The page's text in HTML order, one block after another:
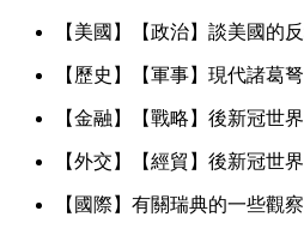
【美國】【政治】談美國的
【歷史】【軍事】現代諸葛弩
【金融】【戰略】後新冠世界
【外交】【經貿】後新冠世界
【國際】有關瑞典的一些觀察